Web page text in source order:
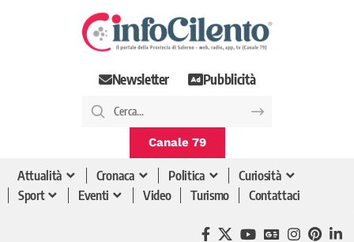
Newsletter Pubblicità
Canale 79
Attualità Cronaca Politica
Curiosità
Sport
Eventi Video Turismo Contattaci